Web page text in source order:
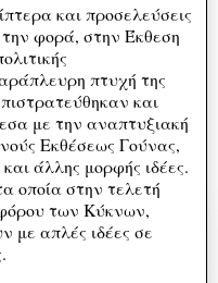
και προσελεύσεις
φορά, στην Έκθεση
πτυχή της
και
με την αναπτυξιακή
Εκθέσεως Γούνας,
άλλης μορφής ιδέες.
οποία στην τελετή
των Κύκνων,
με απλές ιδέες σε